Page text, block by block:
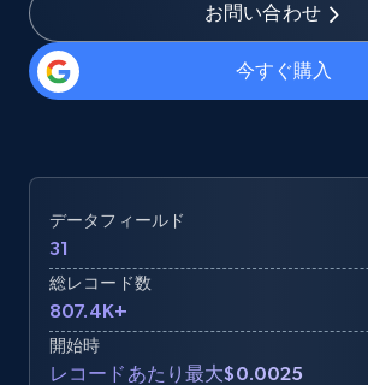
お問い合わせ
今すぐ購入
データフィールド
31
総レコード数
807.4K+
開始時
レコードあたり最大$0.0025